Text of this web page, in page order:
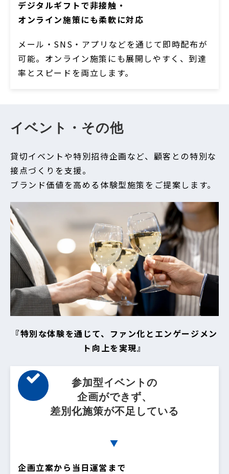
デジタルギフトで非接触・
オンライン施策にも柔軟に対応
メール・SNS・アプリなどを通じて即時配布が
可能。オンライン施策にも展開しやすく、到達
率とスピードを両立します。
イベント・その他
貸切イベントや特別招待企画など、顧客との特別な
接点づくりを支援。
ブランド価値を高める体験型施策をご提案します。
『特別な体験を通じて、ファン化とエンゲージメン
ト向上を実現』
参加型イベントの
企画ができず、
差別化施策が不足している
▼
企画立案から当日運営まで